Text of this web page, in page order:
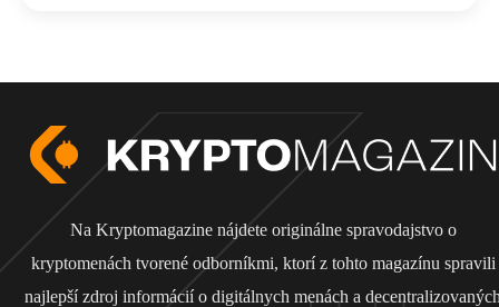
Na Kryptomagazine nájdete originálne spravodajstvo o
kryptomenách tvorené odborníkmi, ktorí z tohto magazínu spravili
najlepší zdroj informácií o digitálnych menách a